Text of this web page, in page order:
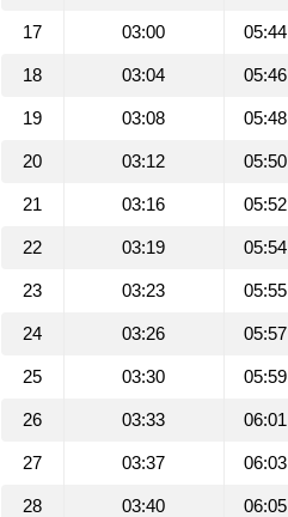
17 03:00 05:44
18 03:04 05:46
19 03:08 05:48
20 03:12 05:50
21 03:16 05:52
22 03:19 05:54
23 03:23 05:55
24 03:26 05:57
25 03:30 05:59
26 03:33 06:01
27 03:37 06:03
28 03:40 06:05